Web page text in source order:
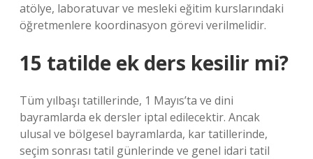
atölye, laboratuvar ve mesleki eğitim kurslarındaki
öğretmenlere koordinasyon görevi verilmelidir.
15 tatilde ek ders kesilir mi?
Tüm yılbaşı tatillerinde, 1 Mayıs’ta ve dini
bayramlarda ek dersler iptal edilecektir. Ancak
ulusal ve bölgesel bayramlarda, kar tatillerinde,
seçim sonrası tatil günlerinde ve genel idari tatil